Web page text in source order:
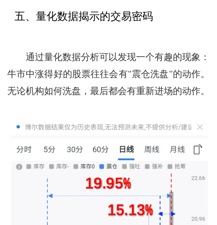
五、量化数据揭示的交易密码
通过量化数据分析可以发现一个有趣的现象：
牛市中涨得好的股票往往会有"震仓洗盘"的动作。
无论机构如何洗盘，最后都会有重新进场的动作。